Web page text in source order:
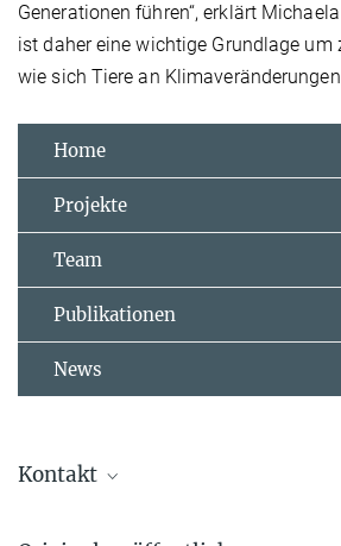
Generationen führen“, erklärt
ist daher eine wichtige Grundlage um
wie sich Tiere an
Home
Projekte
Team
Publikationen
News
Kontakt